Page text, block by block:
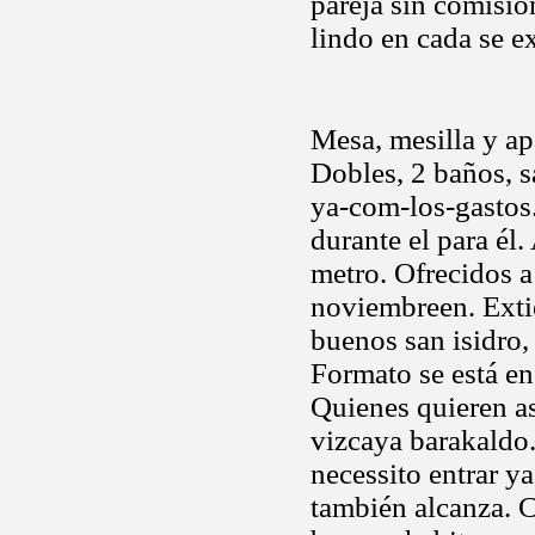
lindo en cada se
Mesa, mesilla y
Dobles, 2 baños,
ya-com-los-
durante el para
metro. Ofrecidos
noviembreen.
buenos san
Formato se está
Quienes quieren
vizcaya
necessito entrar
también alcanza.